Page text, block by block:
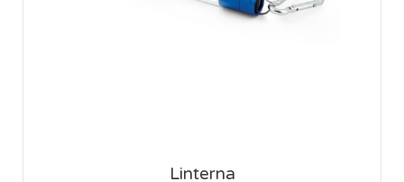
Linterna